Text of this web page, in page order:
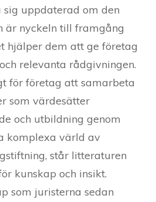
uppdaterad om den
är nyckeln till framgång
hjälper dem att ge företag
relevanta rådgivningen.
för företag att samarbeta
som värdesätter
och utbildning genom
komplexa värld av
står litteraturen
kunskap och insikt.
som juristerna sedan